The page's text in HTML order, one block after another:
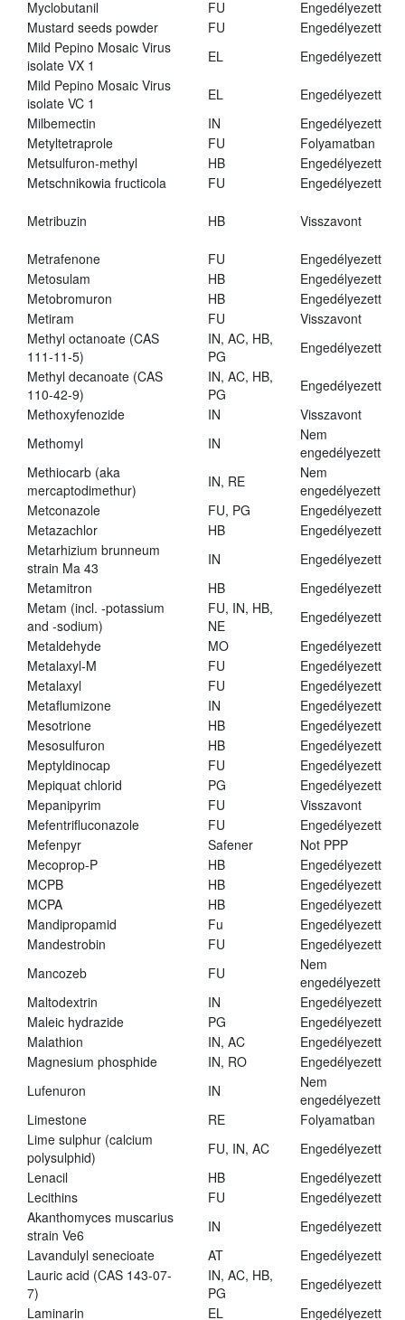
Myclobutanil FU
Engedélyezett
Mustard seeds powder
FU
Engedélyezett
Mild Pepino Mosaic Virus
isolate VX 1
EL
Engedélyezett
Mild Pepino Mosaic Virus
isolate VC 1
EL
Engedélyezett
Milbemectin
IN
Engedélyezett
Metyltetraprole
FU
Folyamatban
Metsulfuron-methyl
HB
Engedélyezett
Metschnikowia fructicola
FU Engedélyezett
Metribuzin HB Visszavont
Metrafenone FU
Engedélyezett
Metosulam
HB
Engedélyezett
Metobromuron
HB
Engedélyezett
Metiram
FU
Visszavont
Methyl octanoate (CAS
111-11-5)
IN, AC, HB,
PG
Engedélyezett
Methyl decanoate (CAS
110-42-9)
IN, AC, HB,
PG
Engedélyezett
Methoxyfenozide
IN
Visszavont
Methomyl
IN
Nem
engedélyezett
Methiocarb (aka
mercaptodimethur)
IN, RE
Nem
engedélyezett
Metconazole
FU, PG
Engedélyezett
Metazachlor
HB
Engedélyezett
Metarhizium brunneum
strain Ma 43
IN
Engedélyezett
Metamitron
HB
Engedélyezett
Metam (incl. -potassium
and -sodium)
FU, IN, HB,
NE
Engedélyezett
Metaldehyde
MO
Engedélyezett
Metalaxyl-M
FU
Engedélyezett
Metalaxyl
FU
Engedélyezett
Metaflumizone
IN
Engedélyezett
Mesotrione
HB
Engedélyezett
Mesosulfuron
HB
Engedélyezett
Meptyldinocap
FU
Engedélyezett
Mepiquat chlorid
PG
Engedélyezett
Mepanipyrim
FU
Visszavont
Mefentrifluconazole
FU
Engedélyezett
Mefenpyr
Safener
Not PPP
Mecoprop-P
HB
Engedélyezett
MCPB
HB
Engedélyezett
MCPA
HB
Engedélyezett
Mandipropamid
Fu
Engedélyezett
Mandestrobin
FU
Engedélyezett
Mancozeb
FU
Nem
engedélyezett
Maltodextrin
IN
Engedélyezett
Maleic hydrazide
PG
Engedélyezett
Malathion
IN, AC
Engedélyezett
Magnesium phosphide
IN, RO
Engedélyezett
Lufenuron
IN
Nem
engedélyezett
Limestone
RE
Folyamatban
Lime sulphur (calcium
polysulphid)
FU, IN, AC
Engedélyezett
Lenacil
HB
Engedélyezett
Lecithins
FU
Engedélyezett
Akanthomyces muscarius
strain Ve6
IN
Engedélyezett
Lavandulyl senecioate
AT
Engedélyezett
Lauric acid (CAS 143-07-
7)
IN, AC, HB,
PG
Engedélyezett
Laminarin
EL
Engedélyezett